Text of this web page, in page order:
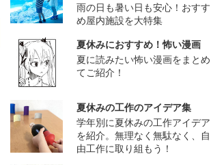
雨の日も暑い日も安心！おすす
め屋内施設を大特集
夏休みにおすすめ！怖い漫画
夏に読みたい怖い漫画をまとめ
てご紹介！
夏休みの工作のアイデア集
学年別に夏休みの工作アイデア
を紹介。無理なく無駄なく、自
由工作に取り組もう！